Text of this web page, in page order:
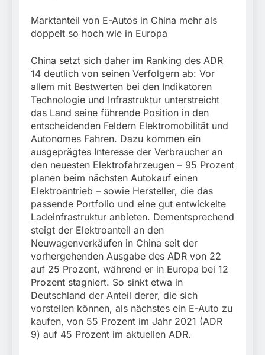
Marktanteil von E-Autos in China mehr als
doppelt so hoch wie in Europa
China setzt sich daher im Ranking des ADR
14 deutlich von seinen Verfolgern ab: Vor
allem mit Bestwerten bei den Indikatoren
Technologie und Infrastruktur unterstreicht
das Land seine führende Position in den
entscheidenden Feldern Elektromobilität und
Autonomes Fahren. Dazu kommen ein
ausgeprägtes Interesse der Verbraucher an
den neuesten Elektrofahrzeugen – 95 Prozent
planen beim nächsten Autokauf einen
Elektroantrieb – sowie Hersteller, die das
passende Portfolio und eine gut entwickelte
Ladeinfrastruktur anbieten. Dementsprechend
steigt der Elektroanteil an den
Neuwagenverkäufen in China seit der
vorhergehenden Ausgabe des ADR von 22
auf 25 Prozent, während er in Europa bei 12
Prozent stagniert. So sinkt etwa in
Deutschland der Anteil derer, die sich
vorstellen können, als nächstes ein E-Auto zu
kaufen, von 55 Prozent im Jahr 2021 (ADR
9) auf 45 Prozent im aktuellen ADR.